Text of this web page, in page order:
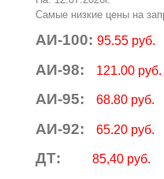
Самые низкие цены на
АИ-100: 95.55 руб.
АИ-98: 121.00 руб.
АИ-95: 68.80 руб.
АИ-92: 65.20 руб.
ДТ: 85,40 руб.